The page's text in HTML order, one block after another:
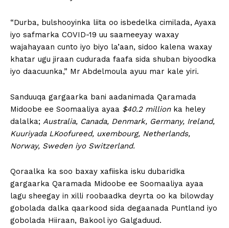
“Durba, bulshooyinka liita oo isbedelka cimilada, Ayaxa
iyo safmarka COVID-19 uu saameeyay waxay
wajahayaan cunto iyo biyo la’aan, sidoo kalena waxay
khatar ugu jiraan cudurada faafa sida shuban biyoodka
iyo daacuunka,” Mr Abdelmoula ayuu mar kale yiri.
Sanduuqa gargaarka bani aadanimada Qaramada
Midoobe ee Soomaaliya ayaa $40.2 millionka heley
dalalka; Australia, Canada, Denmark, Germany, Ireland,
Kuuriyada LKoofureed, uxembourg, Netherlands,
Norway, Sweden iyo Switzerland.
Qoraalka ka soo baxay xafiiska isku dubaridka
gargaarka Qaramada Midoobe ee Soomaaliya ayaa
lagu sheegay in xilli roobaadka deyrta oo ka bilowday
gobolada dalka qaarkood sida degaanada Puntland iyo
gobolada Hiiraan, Bakool iyo Galgaduud.